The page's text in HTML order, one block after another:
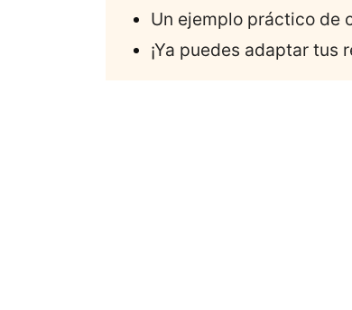
Un ejemplo práctico de
¡Ya puedes adaptar tus